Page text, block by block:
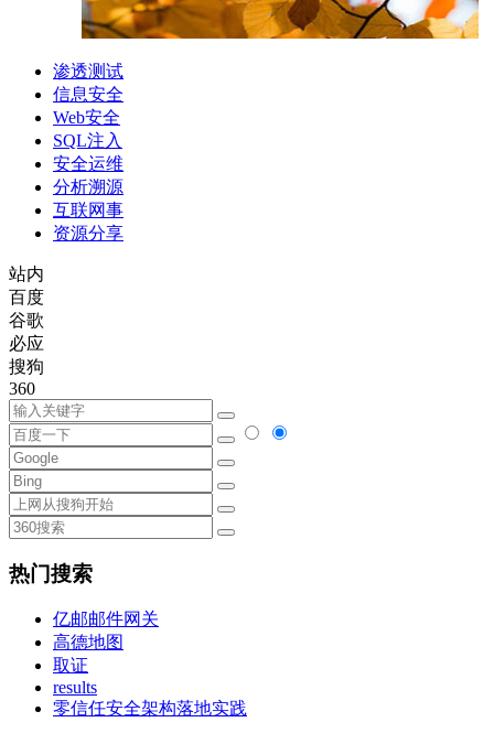
渗透测试
信息安全
Web安全
SQL注入
安全运维
分析溯源
互联网事
资源分享
站内
百度
谷歌
必应
搜狗
360
热门搜索
亿邮邮件网关
高德地图
取证
results
零信任安全架构落地实践